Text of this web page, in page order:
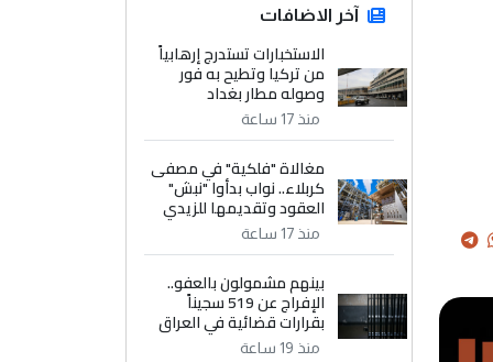
آخر الاضافات
الاستخبارات تستدرج إرهابياً
من تركيا وتطيح به فور
وصوله مطار بغداد
منذ 17 ساعة
مغالاة "فلكية" في مصفى
كربلاء.. نواب بدأوا "نبش"
العقود وتقديمها للزيدي
منذ 17 ساعة
بينهم مشمولون بالعفو..
الإفراج عن 519 سجيناً
بقرارات قضائية في العراق
منذ 19 ساعة